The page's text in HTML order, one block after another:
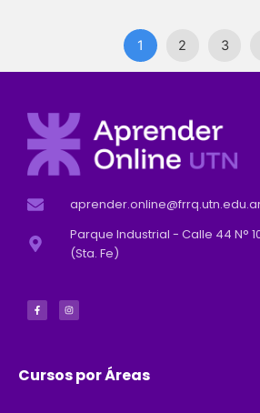
1 2 3
Parque Industrial - Calle 44 N°
(Sta. Fe)
c
e
b
s
t
a
Cursos por Áreas